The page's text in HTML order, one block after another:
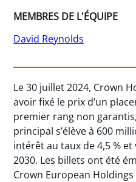
MEMBRES DE L'ÉQUIPE
David Reynolds
Le 30 juillet 2024, Crown
avoir fixé le prix d’un
premier rang non
principal s’élève à 600
intérêt au taux de 4,5 %
2030. Les billets ont été
Crown European Holdings